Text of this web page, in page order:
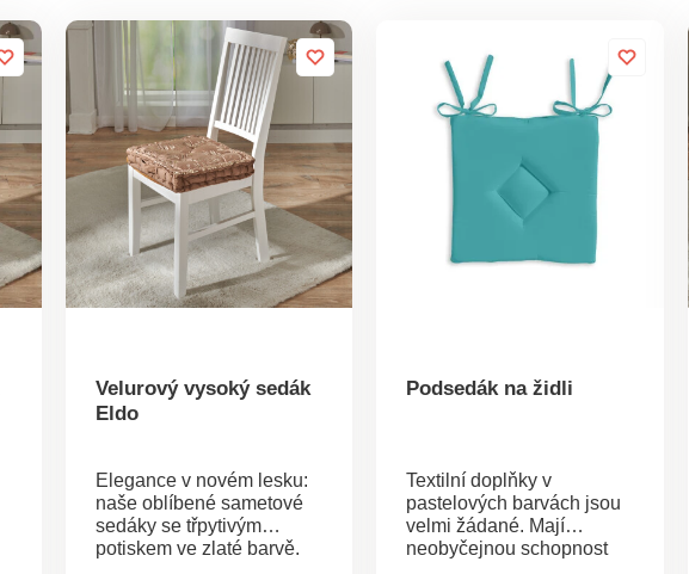
Velurový vysoký sedák
Eldo
Elegance v novém lesku:
naše oblíbené sametové
sedáky se třpytivým
potiskem ve zlaté barvě.
Podsedák na židli
Textilní doplňky v
pastelových barvách jsou
velmi žádané. Mají
neobyčejnou schopnost